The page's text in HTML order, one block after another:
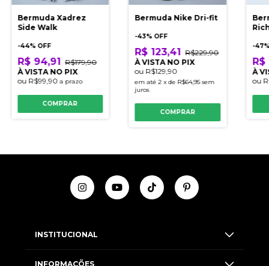
Bermuda Xadrez
Side Walk
-44% OFF
R$ 94,91 R$179,90
À VISTA NO PIX
ou R$99,90 a prazo
COMPRAR
Bermuda Nike Dri-fit
-43% OFF
R$ 123,41 R$229,90
À VISTA NO PIX
ou R$129,90
em até2 xde R$64,95 sem
juros
COMPRAR
-47
R$
À
ou
INSTITUCIONAL
INFORMAÇÕES